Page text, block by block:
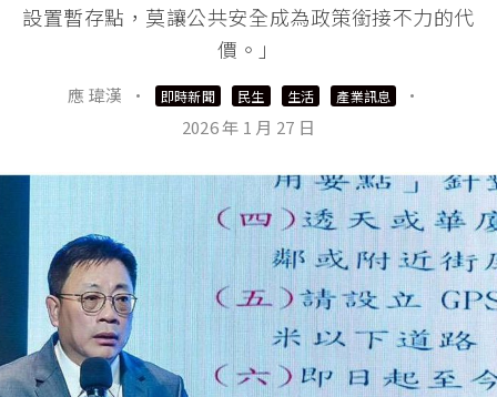
設置暫存點，莫讓公共安全成為政策銜接不力的代
價。」
應 瑋漢 · 即時新聞 民生 生活 產業訊息
·
2026 年 1 月 27 日